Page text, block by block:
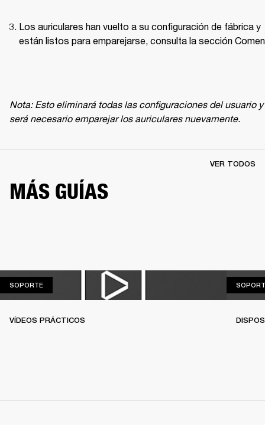
Los auriculares han vuelto a su configuración de fábrica y
están listos para emparejarse, consulta la sección
Nota: Esto eliminará todas las configuraciones del usuario y
será necesario emparejar los auriculares nuevamente.
MÁS GUÍAS
VER TODOS
SOPORTESOPORTE
VÍDEOS PRÁCTICOS